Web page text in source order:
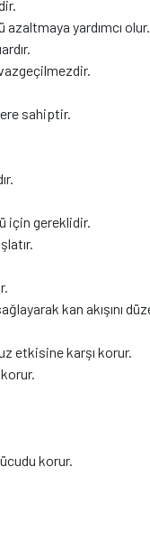
yardımcı olur.
sahiptir.
için gereklidir.
kan akışını
etkisine karşı korur.
korur.